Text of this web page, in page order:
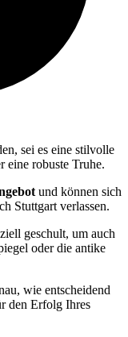
sei es eine stilvolle
eine robuste Truhe.
und können sich
Stuttgart verlassen.
geschult, um auch
oder die antike
wie entscheidend
den Erfolg Ihres